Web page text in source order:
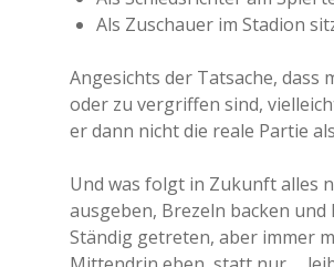
Als Zuschauer im Stadion
Angesichts der Tatsache,
oder zu vergriffen sind,
er dann nicht die reale Partie
Und was folgt in Zukunft alles
ausgeben, Brezeln backen und
Ständig getreten, aber immer